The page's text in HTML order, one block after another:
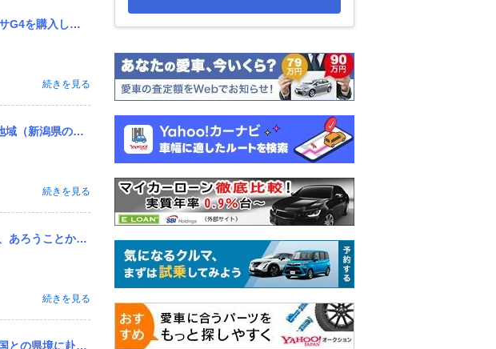
、年式やグレード、装備...
続きを見る
新車購入する。 B.スバル...
続きを見る
）４気筒2000㏄ 2011年1...
続きを見る
ため、道路には融雪剤が撒...